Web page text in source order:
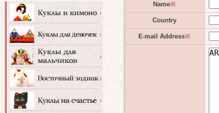
Name※
Country
E-mail Address※